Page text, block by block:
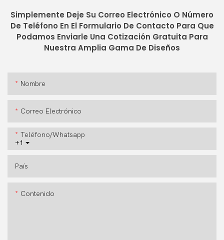
Simplemente Deje Su Correo Electrónico O Número
De Teléfono En El Formulario De Contacto Para Que
Podamos Enviarle Una Cotización Gratuita Para
Nuestra Amplia Gama De Diseños
Nombre
Correo Electrónico
+1
Teléfono/whatsapp
País
Contenido